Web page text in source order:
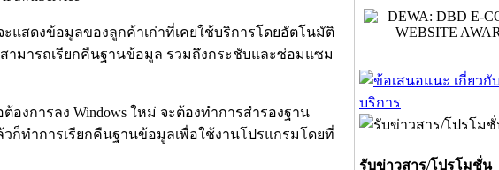
ะแสดงข้อมูลของลูกค้าเก่าที่เคยใช้บริการโดยอัตโนมัติ
ามารถเรียกคืนฐานข้อมูล รวมถึงกระชับและซ่อมแซม
งการลง Windows ใหม่ จะต้องทำการสำรองฐาน
ก็ทำการเรียกคืนฐานข้อมูลเพื่อใช้งานโปรแกรมโดยที่
รับข่าวสาร/โปรโมชั่น